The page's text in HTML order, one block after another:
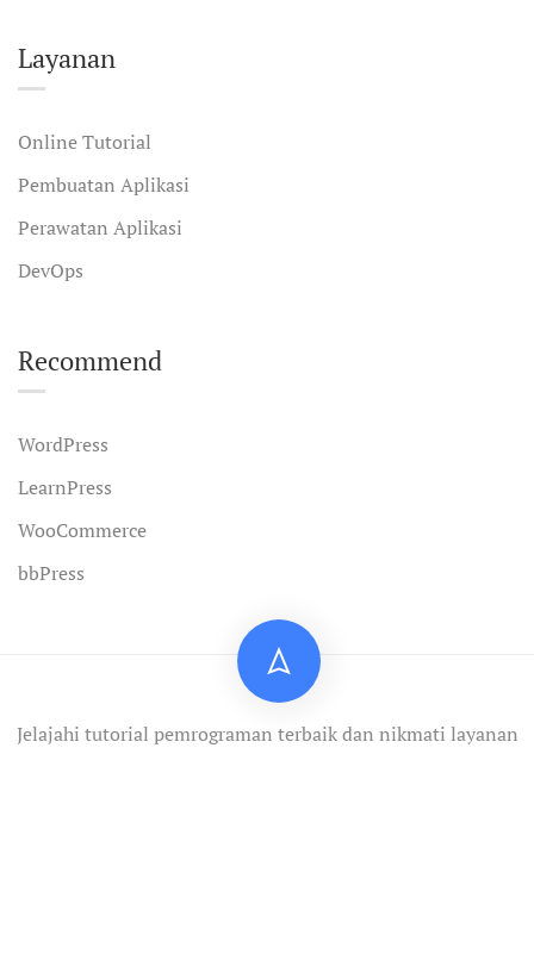
Layanan
Online Tutorial
Pembuatan Aplikasi
Perawatan Aplikasi
DevOps
Recommend
WordPress
LearnPress
WooCommerce
bbPress
Jelajahi tutorial pemrograman terbaik dan nikmati layanan